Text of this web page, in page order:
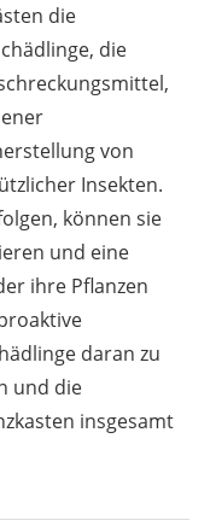
die
die
von
Insekten.
können sie
und eine
ihre Pflanzen
daran zu
und die
insgesamt